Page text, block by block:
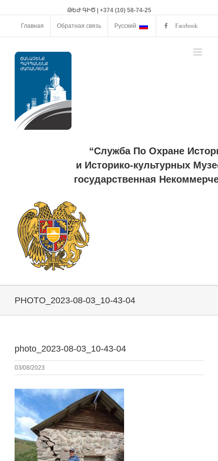
ԹԵԺ ԳԻԾ | +374 (10) 58-74-25
Главная Обратная связь Русский Facebook
“Служба По Охране
и Историко-культурных
государственная
PHOTO_2023-08-03_10-43-04
photo_2023-08-03_10-43-04
03/08/2023